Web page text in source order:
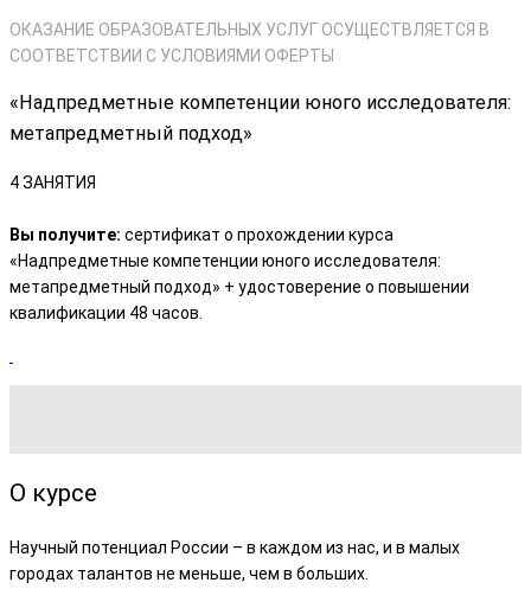
ОКАЗАНИЕ ОБРАЗОВАТЕЛЬНЫХ УСЛУГ ОСУЩЕСТВЛЯЕТСЯ В
СООТВЕТСТВИИ С УСЛОВИЯМИ ОФЕРТЫ
«Надпредметные компетенции юного исследователя:
метапредметный подход»
4 ЗАНЯТИЯ
Вы получите: сертификат о прохождении курса
«Надпредметные компетенции юного исследователя:
метапредметный подход» + удостоверение о повышении
квалификации 48 часов.
О курсе
Научный потенциал России – в каждом из нас, и в малых
городах талантов не меньше, чем в больших.